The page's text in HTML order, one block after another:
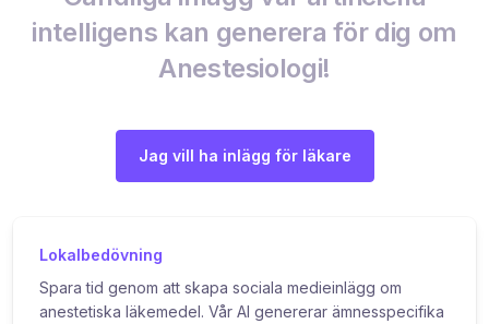
intelligens kan generera för dig om
Anestesiologi!
Jag vill ha inlägg för läkare
Lokalbedövning
Spara tid genom att skapa sociala medieinlägg om
anestetiska läkemedel. Vår AI genererar ämnesspecifika